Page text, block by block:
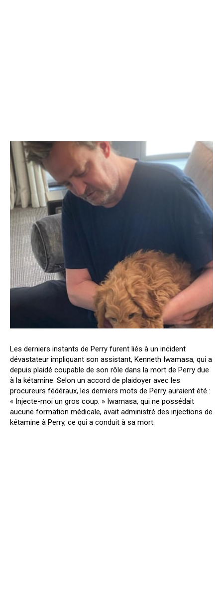
Les derniers instants de Perry furent liés à un incident
dévastateur impliquant son assistant, Kenneth Iwamasa, qui a
depuis plaidé coupable de son rôle dans la mort de Perry due
à la kétamine. Selon un accord de plaidoyer avec les
procureurs fédéraux, les derniers mots de Perry auraient été :
« Injecte-moi un gros coup. » Iwamasa, qui ne possédait
aucune formation médicale, avait administré des injections de
kétamine à Perry, ce qui a conduit à sa mort.